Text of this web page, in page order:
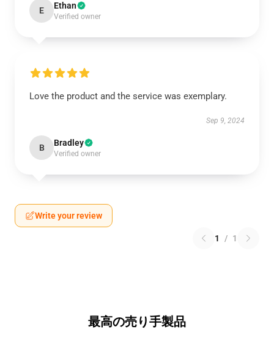
E Ethan
Verified owner
Love the product and the service was exemplary.
Sep 9, 2024
B Bradley
Verified owner
Write your review
1 / 1
最高の売り手製品